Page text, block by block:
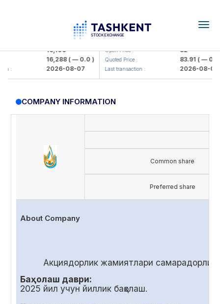
16,100
16,288( — 0.0 )
2026-08-07
KFSK (<Kafolat sug'urta
Open Price : 82
Quoted Price : 83.91( — 0.0 )
Last transaction : 2026-08-07
COMPANY INFORMATION
Common share
Preferred share
About Company
Акциядорлик жамиятлари
Баҳолаш даври:
2025 йил учун йиллик баҳолаш.